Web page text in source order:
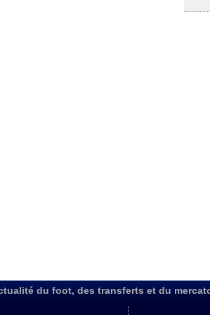
du foot, des transferts et du